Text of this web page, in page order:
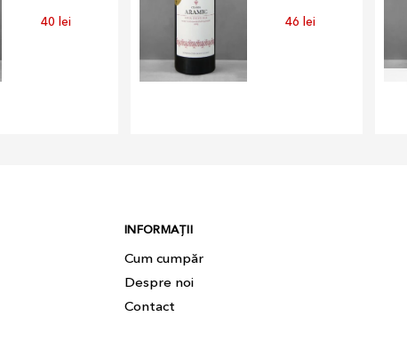
40 lei 46 lei
INFORMAȚII
Cum cumpăr
Despre noi
Contact